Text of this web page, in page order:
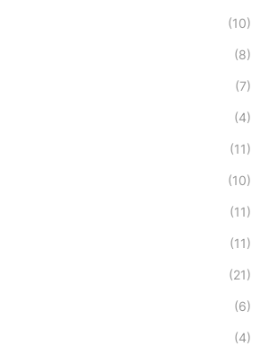
(10)
(8)
(7)
(4)
(11)
(10)
(11)
(11)
(21)
(6)
(4)